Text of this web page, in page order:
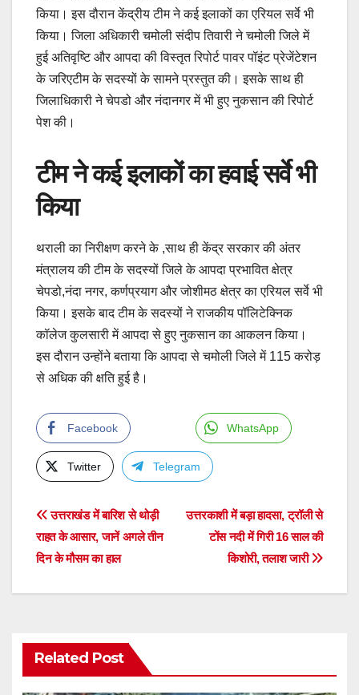
किया। इस दौरान केंद्रीय टीम ने कई इलाकों का एरियल सर्वे भी
किया। जिला अधिकारी चमोली संदीप तिवारी ने चमोली जिले में
हुई अतिवृष्टि और आपदा की विस्तृत रिपोर्ट पावर पॉइंट प्रेजेंटेशन
के जरिएटीम के सदस्यों के सामने प्रस्तुत की। इसके साथ ही
जिलाधिकारी ने चेपडो और नंदानगर में भी हुए नुकसान की रिपोर्ट
पेश की।
टीम ने कई इलाकों का हवाई सर्वे भी
किया
थराली का निरीक्षण करने के ,साथ ही केंद्र सरकार की अंतर
मंत्रालय की टीम के सदस्यों जिले के आपदा प्रभावित क्षेत्र
चेपडो,नंदा नगर, कर्णप्रयाग और जोशीमठ क्षेत्र का एरियल सर्वे भी
किया। इसके बाद टीम के सदस्यों ने राजकीय पॉलिटेक्निक
कॉलेज कुलसारी में आपदा से हुए नुकसान का आकलन किया।
इस दौरान उन्होंने बताया कि आपदा से चमोली जिले में 115 करोड़
से अधिक की क्षति हुई है।
Facebook WhatsApp
Twitter Telegram
Post
navigation
उत्तरकाशी में बड़ा हादसा, ट्रॉली से
टोंस नदी में गिरी 16 साल की
किशोरी, तलाश जारी
उत्तराखंड में बारिश से थोड़ी
राहत के आसार, जानें अगले तीन
दिन के मौसम का हाल
Related Post